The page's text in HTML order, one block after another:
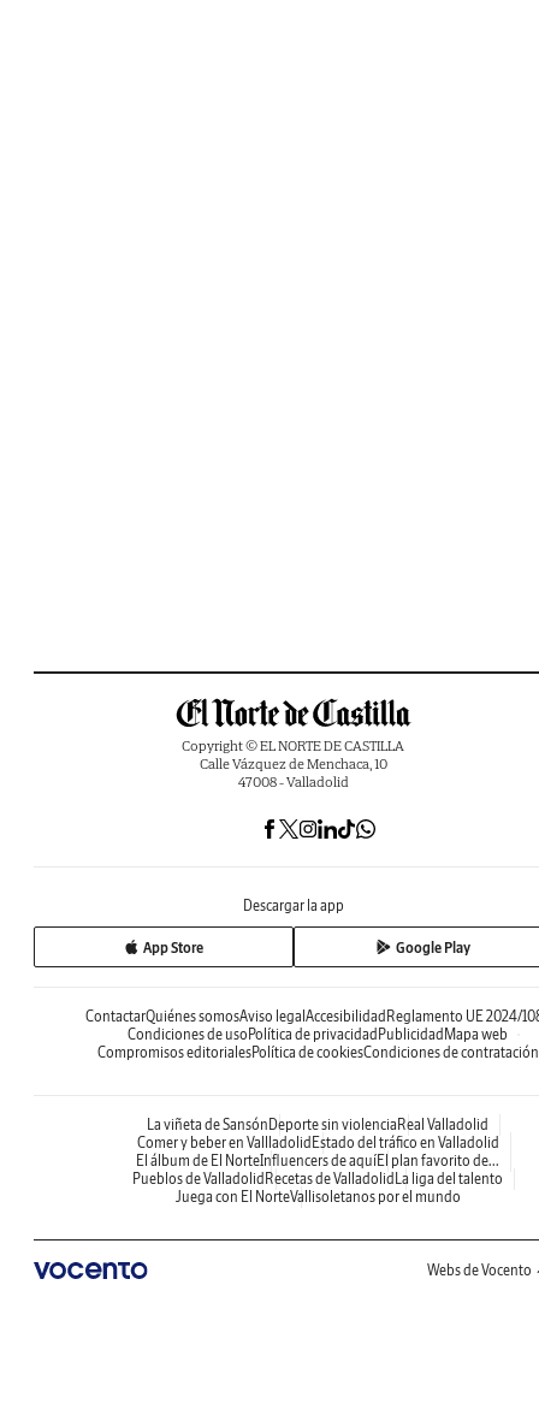
Copyright © EL NORTE DE CASTILLA
Calle Vázquez de Menchaca, 10
47008 - Valladolid
Descargar la app
App Store Google Play
ContactarQuiénes somosAviso legal Accesibilidad Reglamento UE 2024/
Condiciones de uso Política de privacidad Publicidad Mapa web
Compromisos editorialesPolítica de cookiesCondiciones de contratación
La viñeta de Sansón Deporte sin violencia Real Valladolid
Comer y beber en Vallladolid Estado del tráfico en Valladolid
El álbum de El NorteInfluencers de aquíEl plan favorito de...
Pueblos de Valladolid Recetas de Valladolid La liga del talento
Juega con El NorteVallisoletanos por el mundo
Webs de Vocento